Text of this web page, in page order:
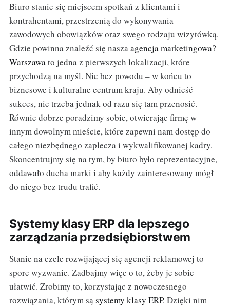
Biuro stanie się miejscem spotkań z klientami i
kontrahentami, przestrzenią do wykonywania
zawodowych obowiązków oraz swego rodzaju wizytówką.
Gdzie powinna znaleźć się naszaagencja marketingowa?
Warszawato jedna z pierwszych lokalizacji, które
przychodzą na myśl. Nie bez powodu – w końcu to
biznesowe i kulturalne centrum kraju. Aby odnieść
sukces, nie trzeba jednak od razu się tam przenosić.
Równie dobrze poradzimy sobie, otwierając firmę w
innym dowolnym mieście, które zapewni nam dostęp do
całego niezbędnego zaplecza i wykwalifikowanej kadry.
Skoncentrujmy się na tym, by biuro było reprezentacyjne,
oddawało ducha marki i aby każdy zainteresowany mógł
do niego bez trudu trafić.
Systemy klasy ERP dla lepszego
zarządzania przedsiębiorstwem
Stanie na czele rozwijającej się agencji reklamowej to
spore wyzwanie. Zadbajmy więc o to, żeby je sobie
ułatwić. Zrobimy to, korzystając z nowoczesnego
rozwiązania, którym sąsystemy klasy ERP. Dzięki nim